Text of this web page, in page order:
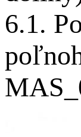
6.1.